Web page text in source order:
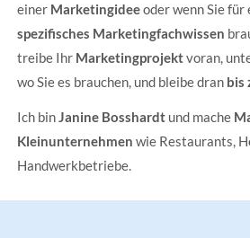
einer Marketingideeoder wenn Sie
spezifisches Marketingfachwissen
treibe Ihr Marketingprojektvoran,
wo Sie es brauchen, und bleibe dranbis
Ich binJanine Bosshardtund mache
Kleinunternehmen wie Restaurants,
Handwerkbetriebe.